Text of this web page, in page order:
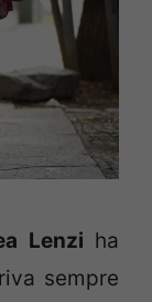
Lenzi ha
sempre